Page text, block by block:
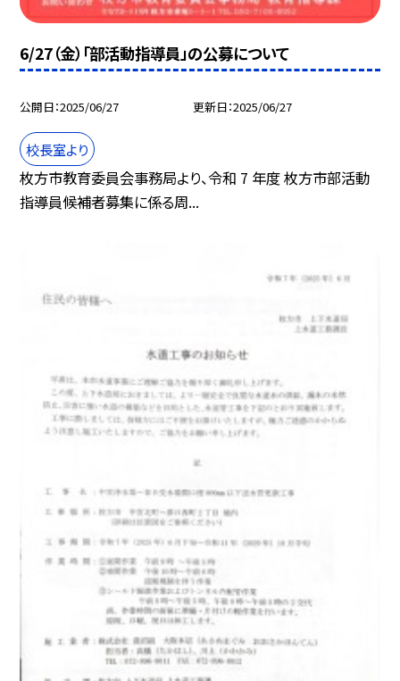
6/27（金）「部活動指導員」の公募について
公開日 2025/06/27 更新日 2025/06/27
校長室より
枚方市教育委員会事務局より、令和 7 年度 枚方市部活動
指導員候補者募集に係る周...